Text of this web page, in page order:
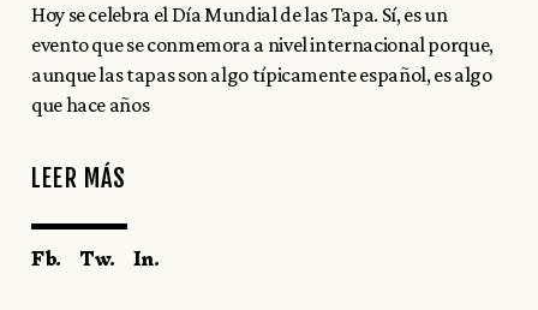
Hoy se celebra el Día Mundial de las Tapa. Sí, es un
evento que se conmemora a nivel internacional porque,
aunque las tapas son algo típicamente español, es algo
que hace años
LEER MÁS
Fb. Tw. In.